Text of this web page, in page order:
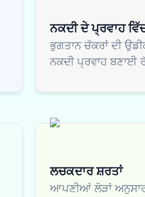
ਨਕਦੀ ਦੇ ਪ੍ਰਵਾਹ
ਭੁਗਤਾਨ ਚੱਕਰਾਂ ਦੀ
ਨਕਦੀ ਪ੍ਰਵਾਹ ਬਣਾਈ
ਲਚਕਦਾਰ ਸ਼ਰਤਾਂ
ਆਪਣੀਆਂ ਲੋੜਾਂ